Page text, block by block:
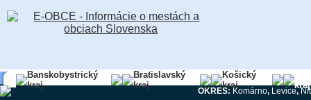
Banskobystrický
kraj
Bratislavský
kraj
Košický
kraj
kraj
OKRES:Komárno, Levice,